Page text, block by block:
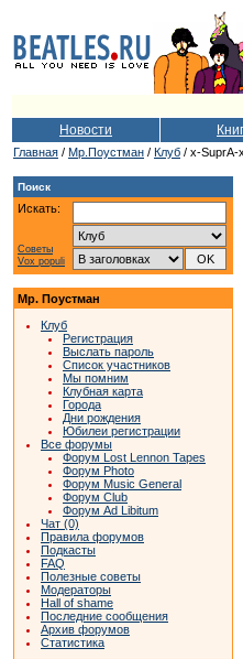
Новости
Главная / Мр.Поустман / Клуб / x-SuprA-x
Поиск
Искать:
Советы
Vox populi
Мр. Поустман
Клуб
Регистрация
Выслать пароль
Список участников
Мы помним
Клубная карта
Города
Дни рождения
Юбилеи регистрации
Все форумы
Форум Lost Lennon Tapes
Форум Photo
Форум Music General
Форум Club
Форум Ad Libitum
Чат (0)
Правила форумов
Подкасты
FAQ
Полезные советы
Модераторы
Hall of shame
Последние сообщения
Архив форумов
Статистика